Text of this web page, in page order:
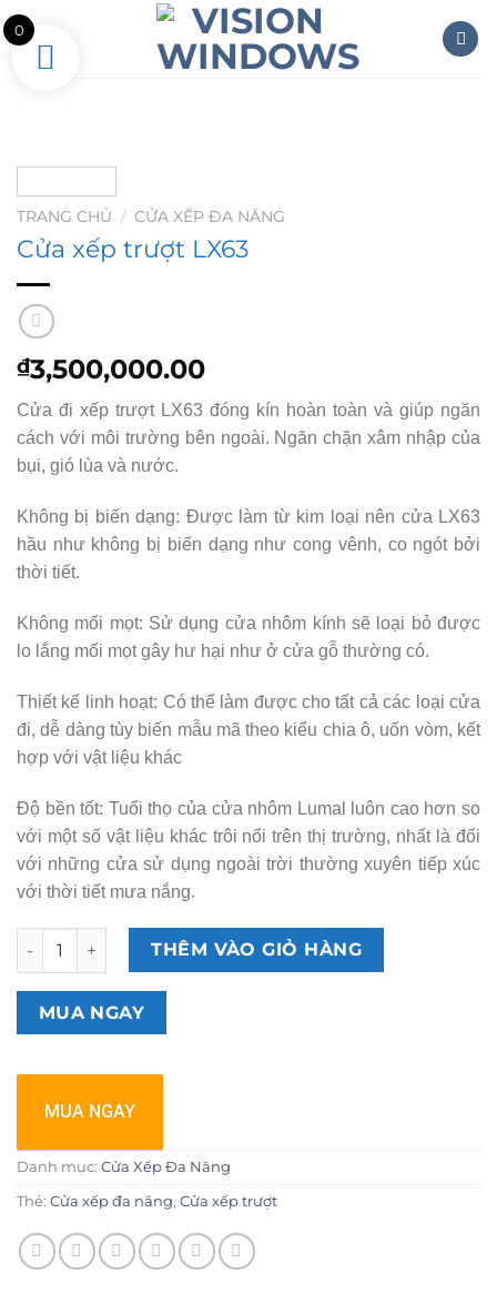
Skip
to
content
TRANG CHỦ / CỬA XẾP ĐA NĂNG
Cửa xếp trượt LX63
₫3,500,000.00
Cửa đi xếp trượt LX63 đóng kín hoàn toàn và giúp ngăn
cách với môi trường bên ngoài. Ngăn chặn xâm nhập của
bụi, gió lùa và nước.
Không bị biến dạng: Được làm từ kim loại nên cửa LX63
hầu như không bị biến dạng như cong vênh, co ngót bởi
thời tiết.
Không mối mọt: Sử dụng cửa nhôm kính sẽ loại bỏ được
lo lắng mối mọt gây hư hại như ở cửa gỗ thường có.
Thiết kế linh hoạt: Có thể làm được cho tất cả các loại cửa
đi, dễ dàng tùy biến mẫu mã theo kiểu chia ô, uốn vòm, kết
hợp với vật liệu khác
Độ bền tốt: Tuổi thọ của cửa nhôm Lumal luôn cao hơn so
với một số vật liệu khác trôi nổi trên thị trường, nhất là đối
với những cửa sử dụng ngoài trời thường xuyên tiếp xúc
với thời tiết mưa nắng.
Cửa xếp trượt LX63 số lượngTHÊM VÀO GIỎ HÀNG
MUA NGAY
MUA NGAY
Danh mục: Cửa Xếp Đa Năng
Thẻ: Cửa xếp đa năng, Cửa xếp trượt
0